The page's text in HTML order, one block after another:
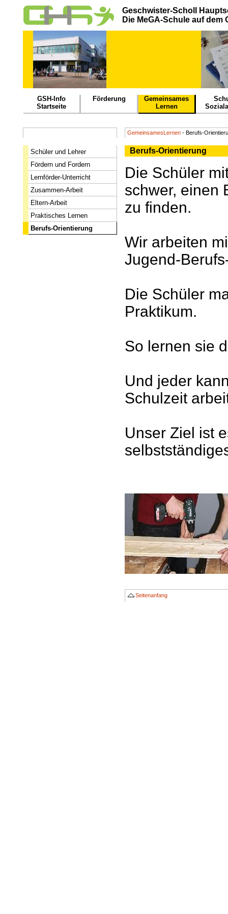
Geschwister-Scholl
Die MeGA-Schule auf dem
GSH-Info
Startseite
Förderung
Gemeinsames
Lernen
Schüler und Lehrer
Fördern und Fordern
Lernförder-Unterricht
Zusammen-Arbeit
Eltern-Arbeit
Praktisches Lernen
Berufs-Orientierung
GemeinsamesLernen - Berufs-
Berufs-Orientierung
Die Schüler
schwer, einen
zu finden.
Wir arbeiten
Jugend-
Die Schüler
Praktikum.
So lernen sie
Und jeder
Schulzeit
Unser Ziel ist
Seitenanfang